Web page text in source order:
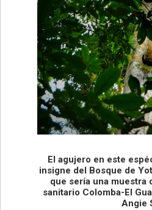
El agujero en este
insigne del Bosque de
que sería una muestra
sanitario Colomba-El
Angie